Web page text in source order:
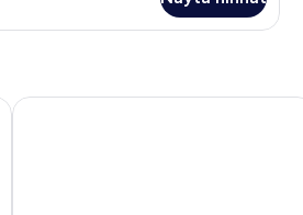
Aurasia SeaSide Hotel